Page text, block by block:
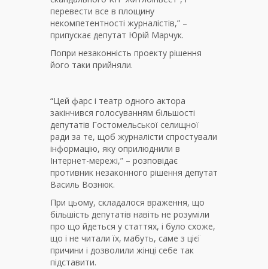
перевести все в площину
некомпетентності журналістів,” –
припускає депутат Юрій Марчук.
Попри незаконність проекту рішення
його таки прийняли.
“Цей фарс і театр одного актора
закінчився голосуванням більшості
депутатів Гостомельської селищної
ради за те, щоб журналісти спростували
інформацію, яку оприлюднили в
Інтернет-мережі,” – розповідає
противник незаконного рішення депутат
Василь Вознюк.
При цьому, складалося враження, що
більшість депутатів навіть не розуміли
про що йдеться у статтях, і було схоже,
що і не читали їх, мабуть, саме з цієї
причини і дозволили жінці себе так
підставити.